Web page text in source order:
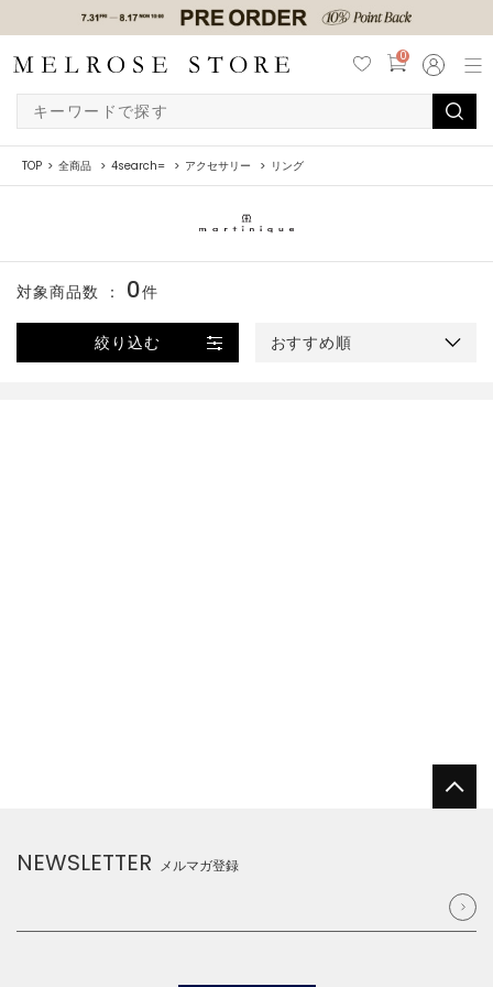
0
TOP 全商品 4search= アクセサリー リング
絞り込む おすすめ順
対象商品数 ： 0件
NEWSLETTER メルマガ登録